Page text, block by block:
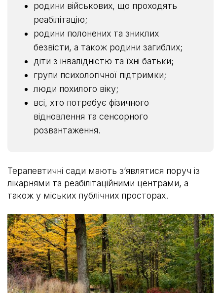
родини військових, що проходять
реабілітацію;
родини полонених та зниклих
безвісти, а також родини загиблих;
діти з інвалідністю та їхні батьки;
групи психологічної підтримки;
люди похилого віку;
всі, хто потребує фізичного
відновлення та сенсорного
розвантаження.
Терапевтичні сади мають з’являтися поруч із
лікарнями та реабілітаційними центрами, а
також у міських публічних просторах.